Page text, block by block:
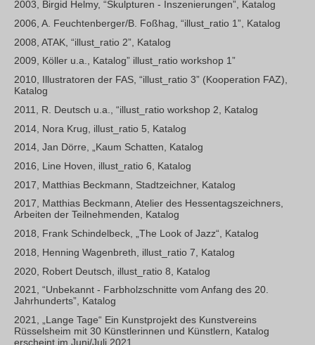
2003, Birgid Helmy, “Skulpturen - Inszenierungen”, Katalog
2006, A. Feuchtenberger/B. Foßhag, “illust_ratio 1”, Katalog
2008, ATAK, “illust_ratio 2”, Katalog
2009, Köller u.a., Katalog” illust_ratio workshop 1”
2010, Illustratoren der FAS, “illust_ratio 3” (Kooperation FAZ),
Katalog
2011, R. Deutsch u.a., “illust_ratio workshop 2, Katalog
2014, Nora Krug, illust_ratio 5, Katalog
2014, Jan Dörre, „Kaum Schatten, Katalog
2016, Line Hoven, illust_ratio 6, Katalog
2017, Matthias Beckmann, Stadtzeichner, Katalog
2017, Matthias Beckmann, Atelier des Hessentagszeichners,
Arbeiten der Teilnehmenden, Katalog
2018, Frank Schindelbeck, „The Look of Jazz“, Katalog
2018, Henning Wagenbreth, illust_ratio 7, Katalog
2020, Robert Deutsch, illust_ratio 8, Katalog
2021, “Unbekannt - Farbholzschnitte vom Anfang des 20.
Jahrhunderts”, Katalog
2021, „Lange Tage“ Ein Kunstprojekt des Kunstvereins
Rüsselsheim mit 30 Künstlerinnen und Künstlern, Katalog
erscheint im Juni/Juli 2021